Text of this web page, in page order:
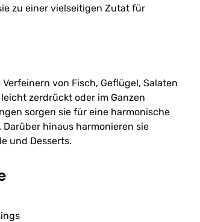
zu einer vielseitigen Zutat für
von Fisch, Geflügel, Salaten
zerdrückt oder im Ganzen
sorgen sie für eine harmonische
hinaus harmonieren sie
und Desserts.